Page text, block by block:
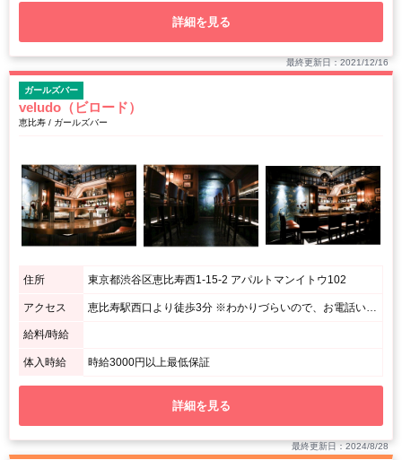
詳細を見る
最終更新日：2021/12/16
ガールズバー
veludo（ビロード）
恵比寿 / ガールズバー
住所 東京都渋谷区恵比寿西1-15-2 アパルトマンイトウ102
アクセス 恵比寿駅西口より徒歩3分 ※わかりづらいので、お電話いただければすぐご案内致します！ TEL：080-4379-0110
給料/時給
体入時給 時給3000円以上最低保証
詳細を見る
最終更新日：2024/8/28